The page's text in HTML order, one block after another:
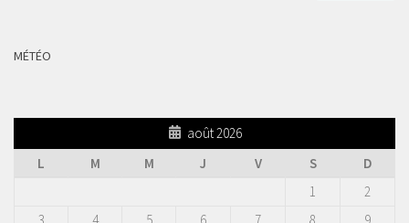
MÉTÉO
août 2026
L
M M J V S
D
1
2